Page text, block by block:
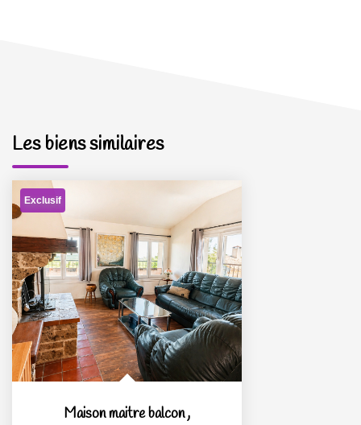
Les biens similaires
Exclusif
Maison maitre balcon,